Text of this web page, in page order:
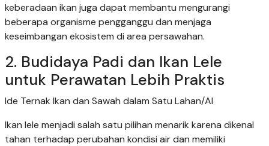
keberadaan ikan juga dapat membantu mengurangi
beberapa organisme pengganggu dan menjaga
keseimbangan ekosistem di area persawahan.
2. Budidaya Padi dan Ikan Lele
untuk Perawatan Lebih Praktis
Ide Ternak Ikan dan Sawah dalam Satu Lahan/AI
Ikan lele menjadi salah satu pilihan menarik karena dikenal
tahan terhadap perubahan kondisi air dan memiliki